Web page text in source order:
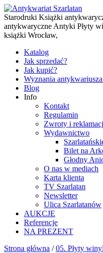
Starodruki Książki
antykwaryczne Antyki Płyty
książki Wrocław,
Katalog
Jak sprzedać?
Jak kupić?
Wyznania
Blog
Info
Kontakt
Regulamin
Zwroty i
Wydawnictwo
Bilet na
Głodny
O nas w mediach
Karta klienta
TV Szarlatan
Newsletter
Ulica Szarlatanów
AUKCJE
Referencje
NA PREZENT
Strona główna /05. Płyty